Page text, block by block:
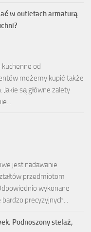
w outletach armaturą
od
możemy kupić także
są główne zalety
jest nadawanie
przedmiotom
wykonane
precyzyjnych...
Podnoszony stelaż,